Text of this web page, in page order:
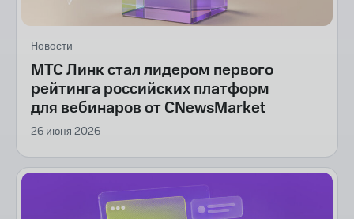
Новости
МТС Линк стал лидером первого
рейтинга российских платформ
для вебинаров от CNewsMarket
26 июня 2026